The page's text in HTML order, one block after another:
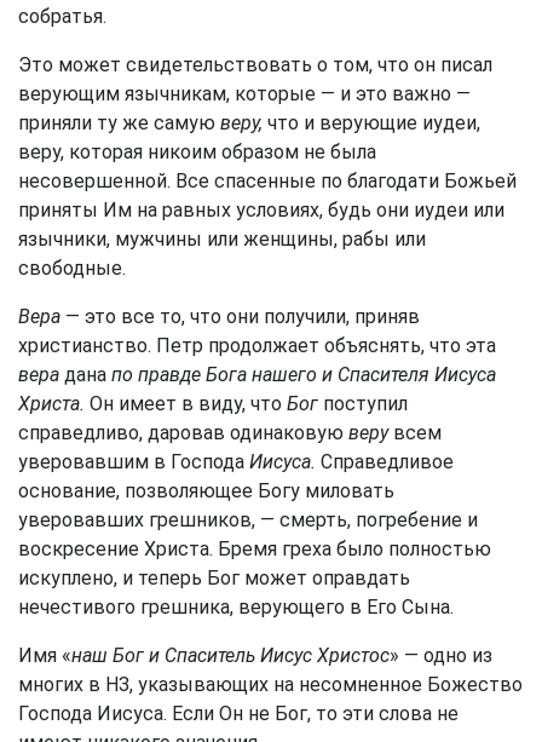
собратья.
Это может свидетельствовать о том, что он писал
верующим язычникам, которые — и это важно —
приняли ту же самую веру, что и верующие иудеи,
веру, которая никоим образом не была
несовершенной. Все спасенные по благодати Божьей
приняты Им на равных условиях, будь они иудеи или
язычники, мужчины или женщины, рабы или
свободные.
Вера — это все то, что они получили, приняв
христианство. Петр продолжает объяснять, что эта
вера дана по правде Бога нашего и Спасителя Иисуса
Христа. Он имеет в виду, что Бог поступил
справедливо, даровав одинаковую верувсем
уверовавшим в Господа Иисуса. Справедливое
основание, позволяющее Богу миловать
уверовавших грешников, — смерть, погребение и
воскресение Христа. Бремя греха было полностью
искуплено, и теперь Бог может оправдать
нечестивого грешника, верующего в Его Сына.
Имя «наш Бог и Спаситель Иисус Христос» — одно из
многих в НЗ, указывающих на несомненное Божество
Господа Иисуса. Если Он не Бог, то эти слова не